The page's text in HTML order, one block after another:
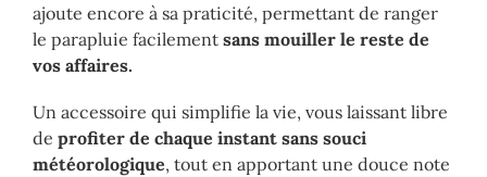
ajoute encore à sa praticité, permettant de ranger
le parapluie facilement sans mouiller le reste de
vos affaires.
Un accessoire qui simplifie la vie, vous laissant libre
de profiter de chaque instant sans souci
météorologique, tout en apportant une douce note